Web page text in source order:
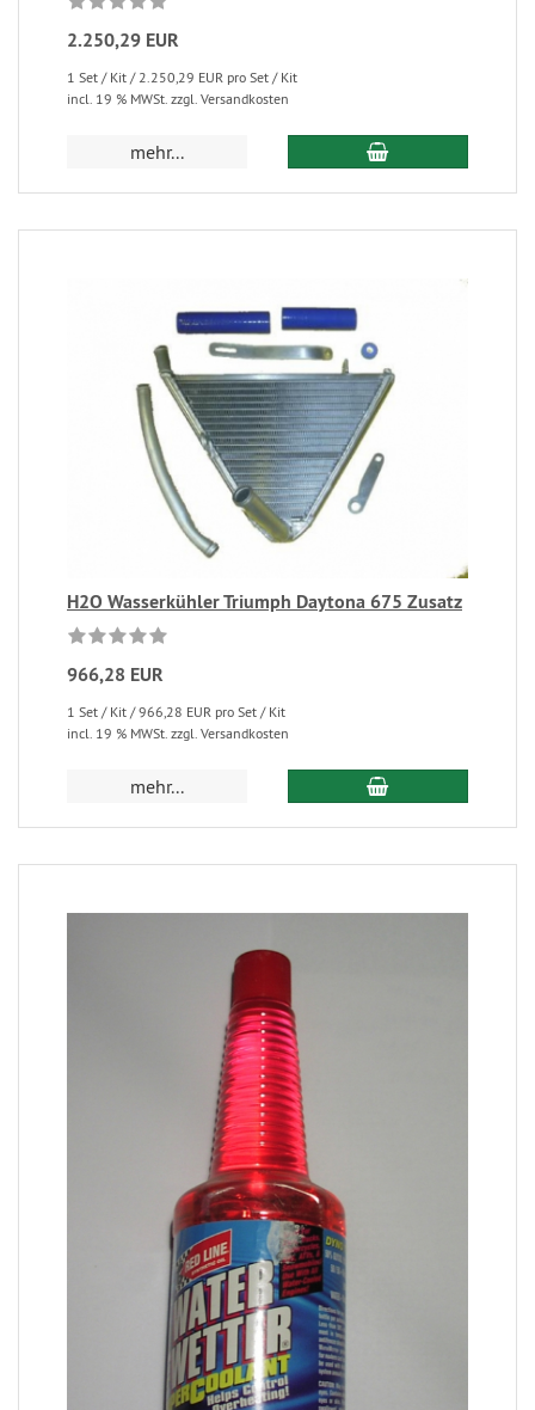
2.250,29 EUR
1 Set / Kit / 2.250,29 EUR pro Set / Kit
incl. 19 % MWSt. zzgl. Versandkosten
mehr...
H2O Wasserkühler Triumph Daytona 675 Zusatz
966,28 EUR
1 Set / Kit / 966,28 EUR pro Set / Kit
incl. 19 % MWSt. zzgl. Versandkosten
mehr...